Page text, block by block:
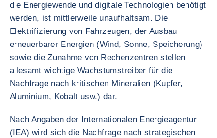
die Energiewende und digitale Technologien benötigt
werden, ist mittlerweile unaufhaltsam. Die
Elektrifizierung von Fahrzeugen, der Ausbau
erneuerbarer Energien (Wind, Sonne, Speicherung)
sowie die Zunahme von Rechenzentren stellen
allesamt wichtige Wachstumstreiber für die
Nachfrage nach kritischen Mineralien (Kupfer,
Aluminium, Kobalt usw.) dar.
Nach Angaben der Internationalen Energieagentur
(IEA) wird sich die Nachfrage nach strategischen